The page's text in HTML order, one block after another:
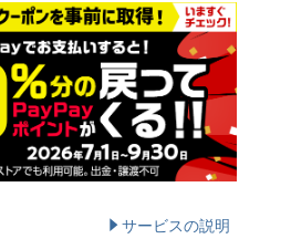
サービスの説明